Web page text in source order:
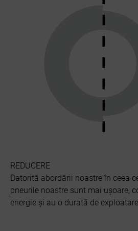
REDUCERE
Datorită abordării noastre în ceea
pneurile noastre sunt mai ușoare,
energie și au o durată de